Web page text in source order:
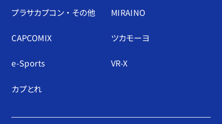
プラサカプコン ・ その他 MIRAINO
CAPCOMIX ツカモーヨ
e-Sports VR-X
カプとれ